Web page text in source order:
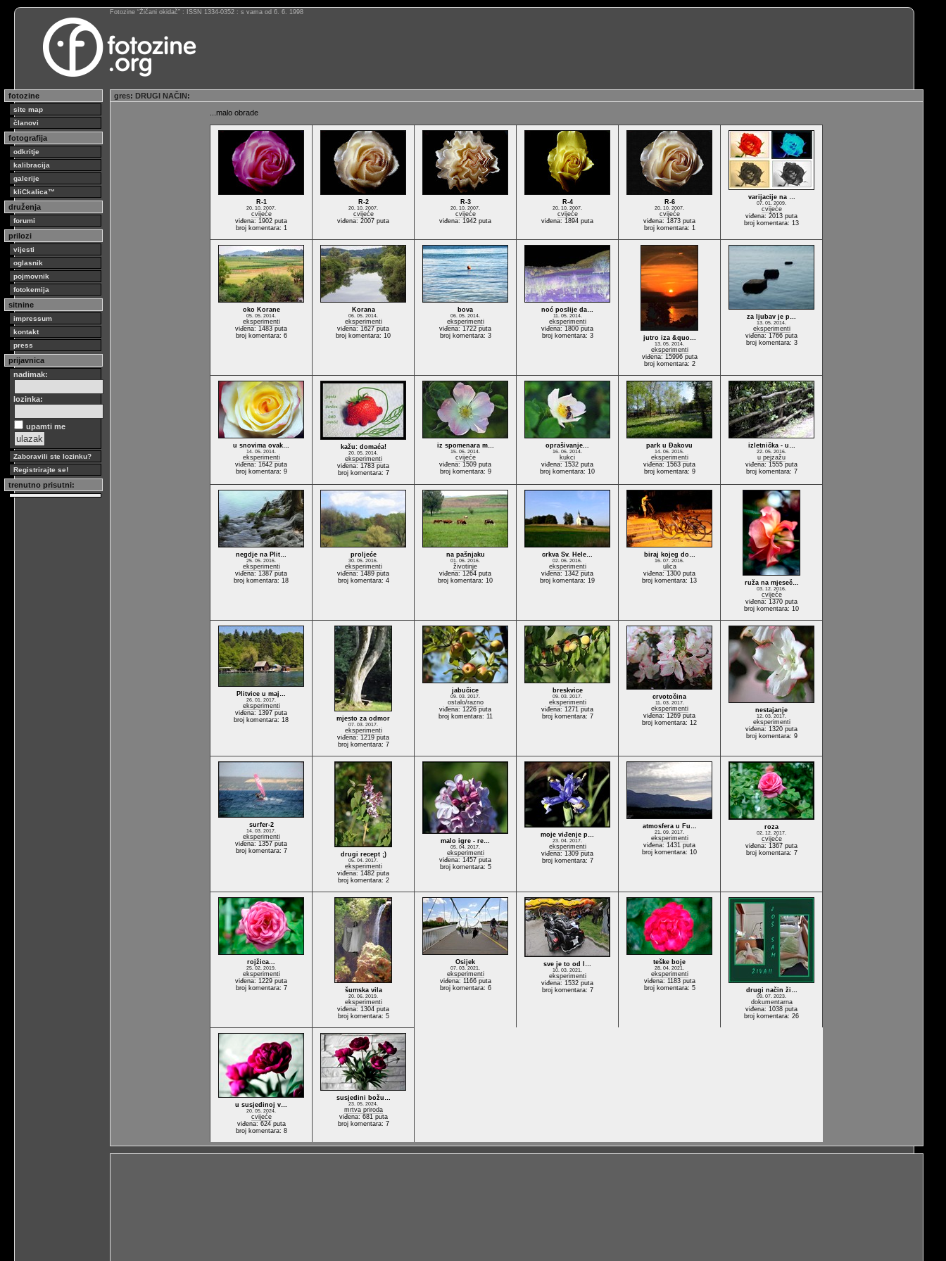
Fotozine “Žičani okidač” : ISSN 1334-0352 : s vama od 6. 6. 1998
fotozine
site map
članovi
fotografija
odkritje
kalibracija
galerije
kliCkalica™
druženja
forumi
prilozi
vijesti
oglasnik
pojmovnik
fotokemija
sitnine
impressum
kontakt
press
prijavnica
nadimak:
lozinka:
upamti me
Zaboravili ste lozinku?
Registrirajte se!
trenutno prisutni:
gres: DRUGI NAČIN:
...malo obrade
R-1
20. 10. 2007.
cvijeće
viđena: 1902 puta
broj komentara: 1
R-2
20. 10. 2007.
cvijeće
viđena: 2007 puta
R-3
20. 10. 2007.
cvijeće
viđena: 1942 puta
R-4
20. 10. 2007.
cvijeće
viđena: 1894 puta
R-6
20. 10. 2007.
cvijeće
viđena: 1873 puta
broj komentara: 1
varijacije na …
07. 01. 2009.
cvijeće
viđena: 2013 puta
broj komentara: 13
oko Korane
05. 05. 2014.
eksperimenti
viđena: 1483 puta
broj komentara: 6
Korana
06. 05. 2014.
eksperimenti
viđena: 1627 puta
broj komentara: 10
bova
06. 05. 2014.
eksperimenti
viđena: 1722 puta
broj komentara: 3
noć poslije da…
11. 05. 2014.
eksperimenti
viđena: 1800 puta
broj komentara: 3
jutro iza &quo…
13. 05. 2014.
eksperimenti
viđena: 15996 puta
broj komentara: 2
za ljubav je p…
13. 05. 2014.
eksperimenti
viđena: 1766 puta
broj komentara: 3
u snovima ovak…
14. 05. 2014.
eksperimenti
viđena: 1642 puta
broj komentara: 9
kažu: domaća!
20. 05. 2014.
eksperimenti
viđena: 1783 puta
broj komentara: 7
iz spomenara m…
15. 06. 2014.
cvijeće
viđena: 1509 puta
broj komentara: 9
oprašivanje...
16. 06. 2014.
kukci
viđena: 1532 puta
broj komentara: 10
park u Đakovu
14. 06. 2015.
eksperimenti
viđena: 1563 puta
broj komentara: 9
izletnička - u…
22. 05. 2016.
u pejzažu
viđena: 1555 puta
broj komentara: 7
negdje na Plit…
25. 05. 2016.
eksperimenti
viđena: 1387 puta
broj komentara: 18
proljeće
30. 05. 2016.
eksperimenti
viđena: 1489 puta
broj komentara: 4
na pašnjaku
01. 06. 2016.
životinje
viđena: 1264 puta
broj komentara: 10
crkva Sv. Hele…
02. 06. 2016.
eksperimenti
viđena: 1342 puta
broj komentara: 19
biraj kojeg do…
16. 07. 2016.
ulica
viđena: 1300 puta
broj komentara: 13
ruža na mjeseč…
03. 12. 2016.
cvijeće
viđena: 1370 puta
broj komentara: 10
Plitvice u maj…
26. 01. 2017.
eksperimenti
viđena: 1397 puta
broj komentara: 18
mjesto za odmor
07. 03. 2017.
eksperimenti
viđena: 1219 puta
broj komentara: 7
jabučice
09. 03. 2017.
ostalo/razno
viđena: 1226 puta
broj komentara: 11
breskvice
09. 03. 2017.
eksperimenti
viđena: 1271 puta
broj komentara: 7
crvotočina
11. 03. 2017.
eksperimenti
viđena: 1269 puta
broj komentara: 12
nestajanje
12. 03. 2017.
eksperimenti
viđena: 1320 puta
broj komentara: 9
surfer-2
14. 03. 2017.
eksperimenti
viđena: 1357 puta
broj komentara: 7
drugi recept ;)
05. 04. 2017.
eksperimenti
viđena: 1482 puta
broj komentara: 2
malo igre - re…
05. 04. 2017.
eksperimenti
viđena: 1457 puta
broj komentara: 5
moje viđenje p…
23. 04. 2017.
eksperimenti
viđena: 1309 puta
broj komentara: 7
atmosfera u Fu…
21. 09. 2017.
eksperimenti
viđena: 1431 puta
broj komentara: 10
roza
02. 12. 2017.
cvijeće
viđena: 1367 puta
broj komentara: 7
rojžica...
25. 02. 2019.
eksperimenti
viđena: 1229 puta
broj komentara: 7
šumska vila
20. 06. 2019.
eksperimenti
viđena: 1304 puta
broj komentara: 5
Osijek
07. 03. 2021.
eksperimenti
viđena: 1166 puta
broj komentara: 6
sve je to od l…
10. 03. 2021.
eksperimenti
viđena: 1532 puta
broj komentara: 7
teške boje
28. 04. 2021.
eksperimenti
viđena: 1183 puta
broj komentara: 5
drugi način ži…
09. 07. 2023.
dokumentarna
viđena: 1038 puta
broj komentara: 26
u susjedinoj v…
20. 05. 2024.
cvijeće
viđena: 624 puta
broj komentara: 8
susjedini božu…
23. 05. 2024.
mrtva priroda
viđena: 681 puta
broj komentara: 7